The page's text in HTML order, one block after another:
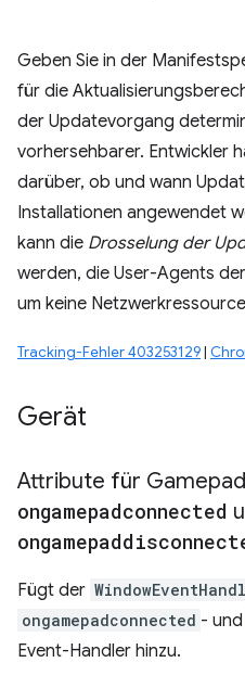
Geben Sie in der
für die
der Updatevorgang
vorhersehbarer. Entwickler
darüber, ob und wann
Installationen angewendet
kann die Drosselung der
werden, die User-Agents
um keine
Tracking-Fehler 403253129|
Gerät
Attribute für
ongamepadconnected
Fügt der
ongamepadconnected - und
Event-Handler hinzu.